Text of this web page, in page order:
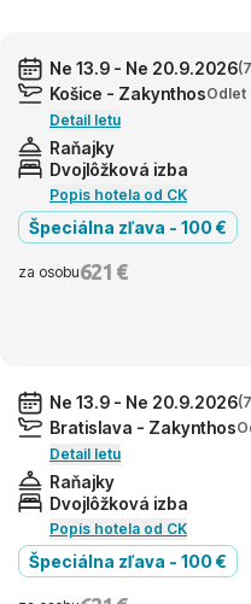
Ne 13.9 - Ne 20.9.2026
Košice - ZakynthosOdlet
Detail letu
Raňajky
Dvojlôžková izba
Popis hotela od CK
Špeciálna zľava - 100 €
za osobu621 €
Ne 13.9 - Ne 20.9.2026
Bratislava - Zakynthos
Detail letu
Raňajky
Dvojlôžková izba
Popis hotela od CK
Špeciálna zľava - 100 €